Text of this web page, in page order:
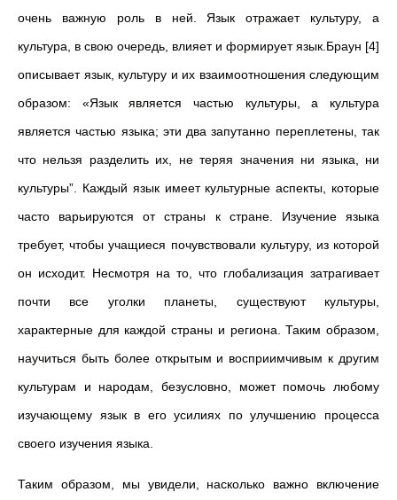
очень важную роль в ней. Язык отражает культуру, а
культура, в свою очередь, влияет и формирует язык.Браун [4]
описывает язык, культуру и их взаимоотношения следующим
образом: «Язык является частью культуры, а культура
является частью языка; эти два запутанно переплетены, так
что нельзя разделить их, не теряя значения ни языка, ни
культуры”. Каждый язык имеет культурные аспекты, которые
часто варьируются от страны к стране. Изучение языка
требует, чтобы учащиеся почувствовали культуру, из которой
он исходит. Несмотря на то, что глобализация затрагивает
почти все уголки планеты, существуют культуры,
характерные для каждой страны и региона. Таким образом,
научиться быть более открытым и восприимчивым к другим
культурам и народам, безусловно, может помочь любому
изучающему язык в его усилиях по улучшению процесса
своего изучения языка.
Таким образом, мы увидели, насколько важно включение